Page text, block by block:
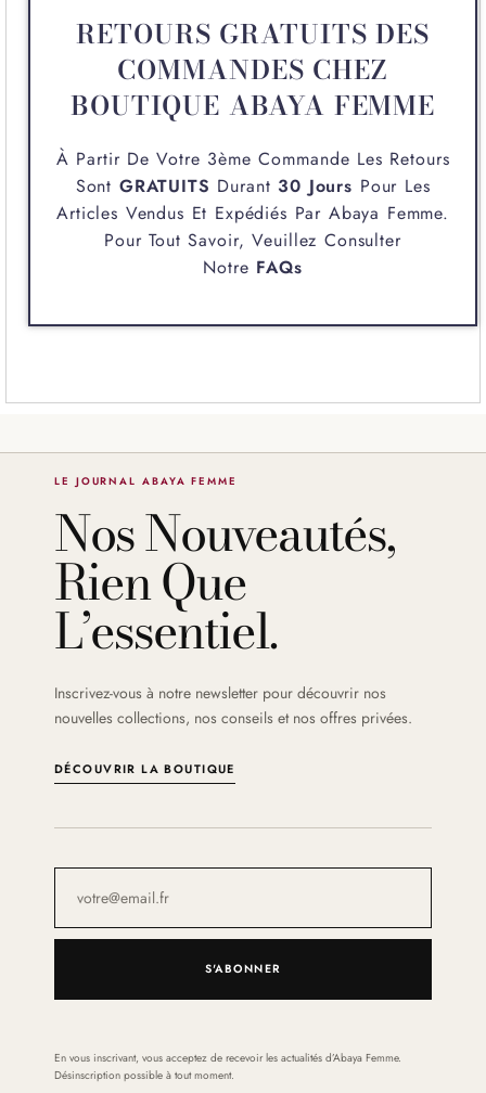
RETOURS GRATUITS DES
COMMANDES CHEZ
BOUTIQUE ABAYA FEMME
À Partir De Votre 3ème Commande Les Retours
Sont GRATUITS Durant 30 Jours Pour Les
Articles Vendus Et Expédiés Par Abaya Femme.
Pour Tout Savoir, Veuillez Consulter
Notre FAQs
LE JOURNAL ABAYA FEMME
Nos Nouveautés,
Rien Que
L’essentiel.
Inscrivez-vous à notre newsletter pour découvrir nos
nouvelles collections, nos conseils et nos offres privées.
DÉCOUVRIR LA BOUTIQUE
S'ABONNER
En vous inscrivant, vous acceptez de recevoir les actualités d’Abaya Femme.
Désinscription possible à tout moment.